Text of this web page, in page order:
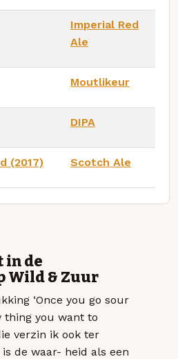
Imperial Red
Ale
Moutlikeur
DIPA
(2017) Scotch Ale
in de
Wild & Zuur
‘Once you go sour
thing you want to
verzin ik ook ter
de waar- heid als een